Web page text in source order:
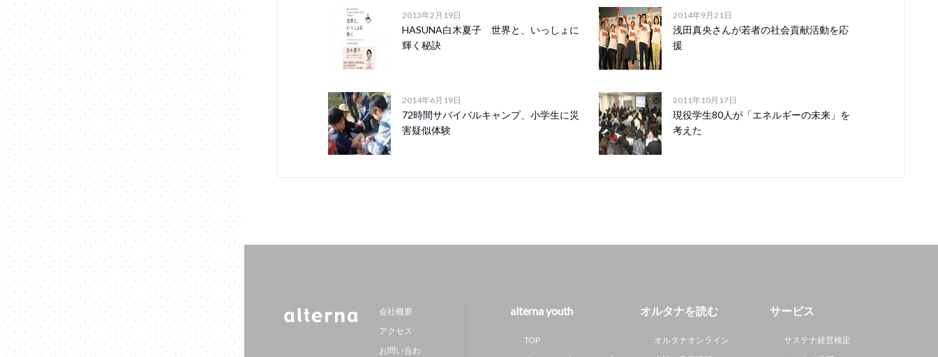
2013年2月19日
HASUNA白木夏子 世界と、いっしょに
輝く秘訣
2014年9月21日
浅田真央さんが若者の社会貢献活動を応
援
2014年6月19日
72時間サバイバルキャンプ、小学生に災
害疑似体験
2011年10月17日
現役学生80人が「エネルギーの未来」を
考えた
会社概要
アクセス
お問い合わ
alterna youth
TOP
オルタナを読む
オルタナオンライン
サービス
サステナ経営検定